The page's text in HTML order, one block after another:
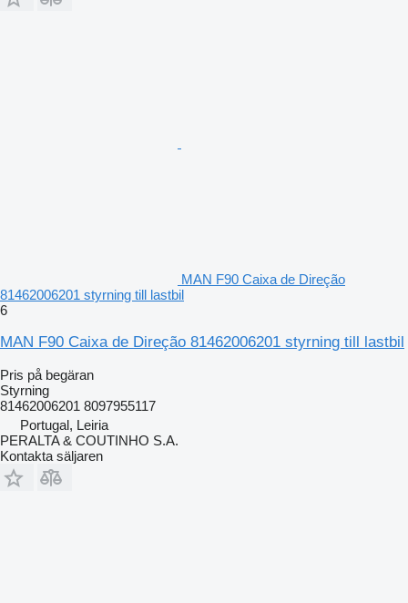
MAN F90 Caixa de Direção
81462006201 styrning till lastbil
6
MAN F90 Caixa de Direção 81462006201 styrning till lastbil
Pris på begäran
Styrning
81462006201 8097955117
Portugal, Leiria
PERALTA & COUTINHO S.A.
Kontakta säljaren